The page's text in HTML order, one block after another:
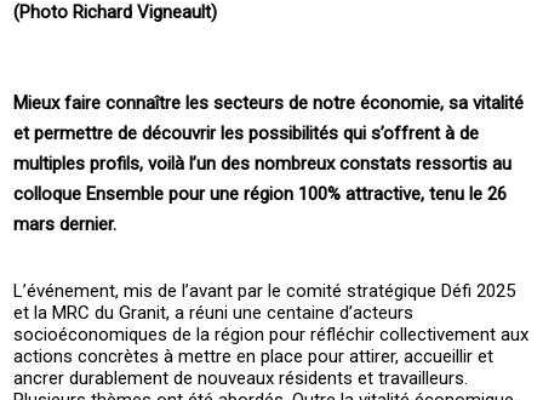
(Photo Richard Vigneault)
Mieux faire connaître les secteurs de notre économie, sa vitalité
et permettre de découvrir les possibilités qui s’offrent à de
multiples profils, voilà l’un des nombreux constats ressortis au
colloque Ensemble pour une région 100% attractive, tenu le 26
mars dernier.
L’événement, mis de l’avant par le comité stratégique Défi 2025
et la MRC du Granit, a réuni une centaine d’acteurs
socioéconomiques de la région pour réfléchir collectivement aux
actions concrètes à mettre en place pour attirer, accueillir et
ancrer durablement de nouveaux résidents et travailleurs.